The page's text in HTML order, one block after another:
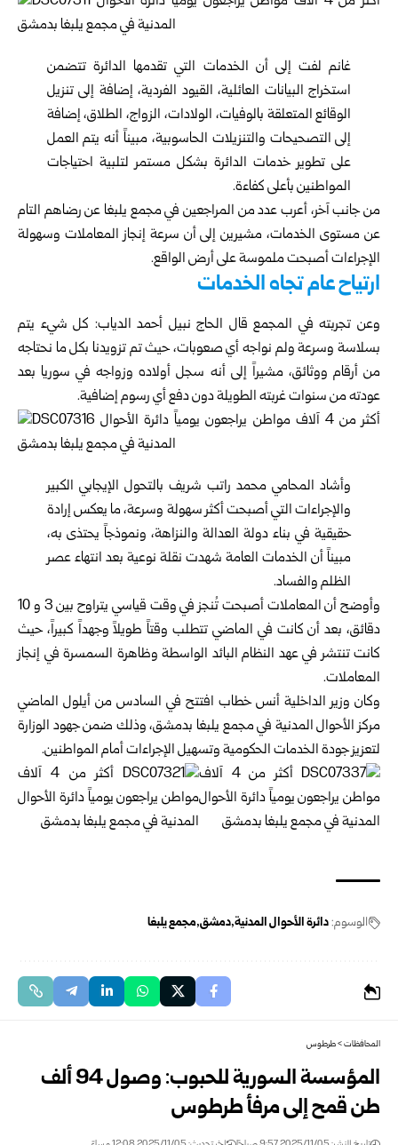
غانم لفت إلى أن الخدمات التي تقدمها الدائرة تتضمن
استخراج البيانات العائلية، القيود الفردية، إضافة إلى تنزيل
الوقائع المتعلقة بالوفيات، الولادات، الزواج، الطلاق، إضافة
إلى التصحيحات والتنزيلات الحاسوبية، مبيناً أنه يتم العمل
على تطوير خدمات الدائرة بشكل مستمر لتلبية احتياجات
المواطنين بأعلى كفاءة.
من جانب آخر، أعرب عدد من المراجعين في مجمع يلبغا عن رضاهم التام
عن مستوى الخدمات، مشيرين إلى أن سرعة إنجاز المعاملات وسهولة
الإجراءات أصبحت ملموسة على أرض الواقع.
ارتياح عام تجاه الخدمات
وعن تجربته في المجمع قال الحاج نبيل أحمد الدياب: كل شيء يتم
بسلاسة وسرعة ولم نواجه أي صعوبات، حيث تم تزويدنا بكل ما نحتاجه
من أرقام ووثائق، مشيراً إلى أنه سجل أولاده وزواجه في سوريا بعد
عودته من سنوات غربته الطويلة دون دفع أي رسوم إضافية.
وأشاد المحامي محمد راتب شريف بالتحول الإيجابي الكبير
والإجراءات التي أصبحت أكثر سهولة وسرعة، ما يعكس إرادة
حقيقية في بناء دولة العدالة والنزاهة، ونموذجاً يحتذى به،
مبيناً أن الخدمات العامة شهدت نقلة نوعية بعد انتهاء عصر
الظلم والفساد.
وأوضح أن المعاملات أصبحت تُنجز في وقت قياسي يتراوح بين 3 و 10
دقائق، بعد أن كانت في الماضي تتطلب وقتاً طويلاً وجهداً كبيراً، حيث
كانت تنتشر في عهد النظام البائد الواسطة وظاهرة السمسرة في إنجاز
المعاملات.
وكان وزير الداخلية أنس خطاب افتتح في السادس من أيلول الماضي
مركز الأحوال المدنية في مجمع يلبغا بدمشق، وذلك ضمن جهود الوزارة
لتعزيز جودة الخدمات الحكومية وتسهيل الإجراءات أمام المواطنين.
الوسوم:دائرة الأحوال المدنية دمشق مجمع يلبغا
المحافظات>طرطوس
المؤسسة السورية للحبوب: وصول 94 ألف
طن قمح إلى مرفأ طرطوس